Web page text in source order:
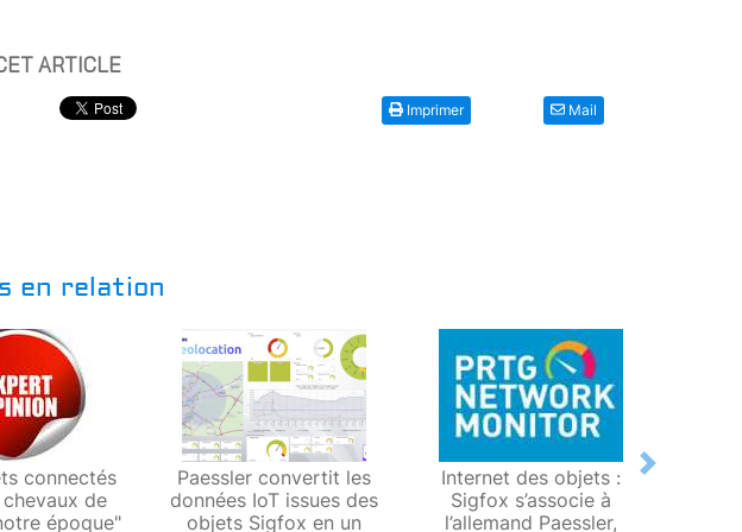
ARTICLE
Imprimer Mail
en relation
connectés
de
époque"
Paessler convertit les
données IoT issues des
objets Sigfox en un
Internet des objets :
Sigfox s’associe à
l’allemand Paessler,
Next